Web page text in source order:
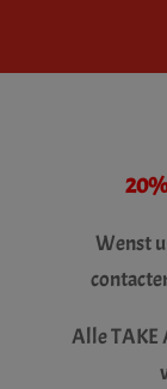
Wenst
Alle TAKE